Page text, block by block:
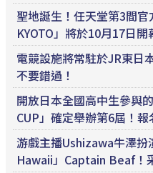
聖地誕生！任天堂第3間
KYOTO」將於10月17日開
電競設施將常駐於JR東日
不要錯過！
開放日本全國高中生參與
CUP」確定舉辦第6屆！報
游戲主播Ushizawa牛澤
Hawaii」Captain Beaf！